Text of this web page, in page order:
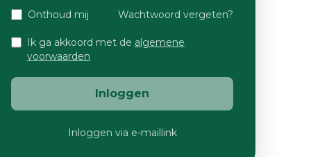
Onthoud mij Wachtwoord vergeten?
Ik ga akkoord met de algemene
voorwaarden
Inloggen
Inloggen via e-maillink